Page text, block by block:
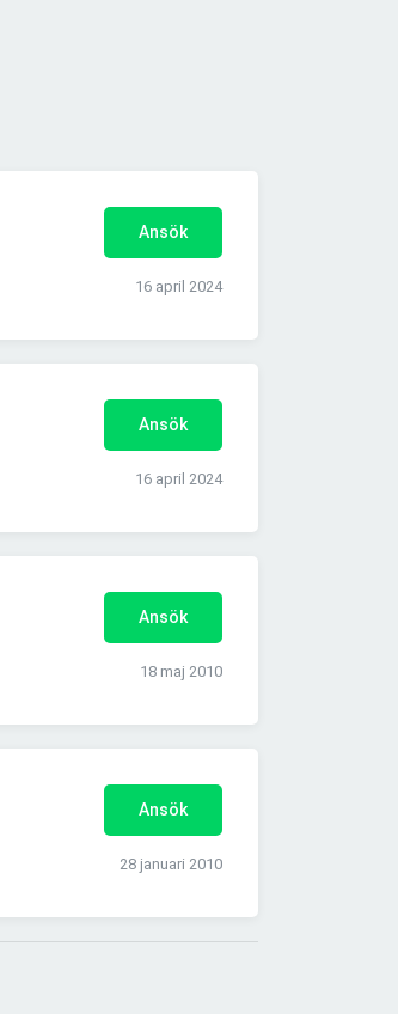
Ansök
16 april 2024
Ansök
16 april 2024
Ansök
18 maj 2010
Ansök
28 januari 2010